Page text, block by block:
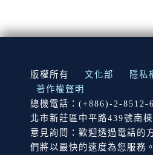
:::
版權所有 文化部
隱私
著作權聲明
總機電話：(+886)-2-8512-
北市新莊區中平路439號南
意見詢問：歡迎透過電話的
們將以最快的速度為您服務。